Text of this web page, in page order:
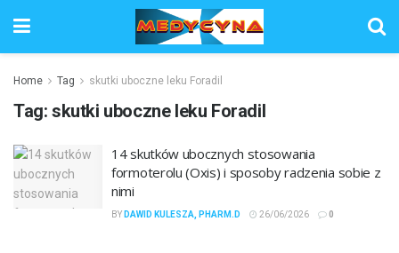
Home Tag skutki uboczne leku Foradil
Tag: skutki uboczne leku Foradil
14 skutków ubocznych stosowania
formoterolu (Oxis) i sposoby radzenia sobie z
nimi
BY DAWID KULESZA, PHARM.D 26/06/2026 0